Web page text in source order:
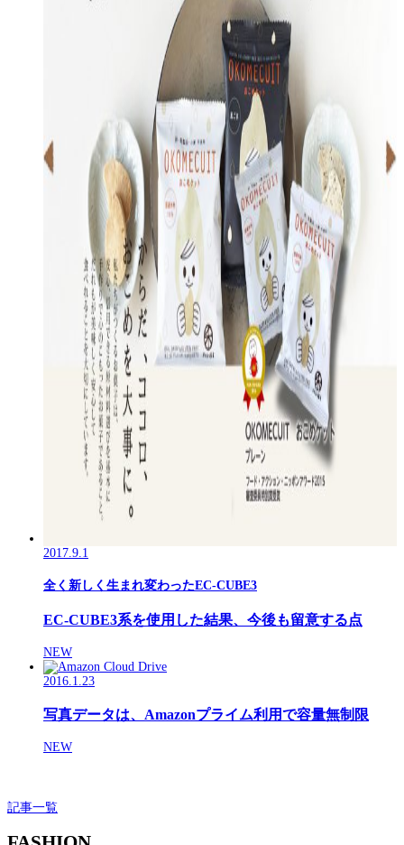
2017.9.1
全く新しく生まれ変わったEC-CUBE3
EC-CUBE3系を使用した結果、今後も留意する点
NEW
2016.1.23
写真データは、Amazonプライム利用で容量無制限
NEW
記事一覧